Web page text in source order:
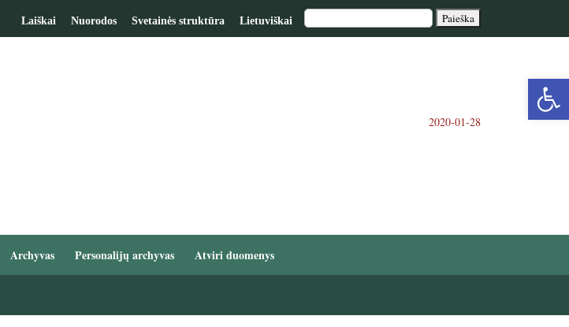
Laiškai Nuorodos Svetainės struktūra Lietuviškai
2020-01-28
Archyvas Personalijų archyvas Atviri duomenys